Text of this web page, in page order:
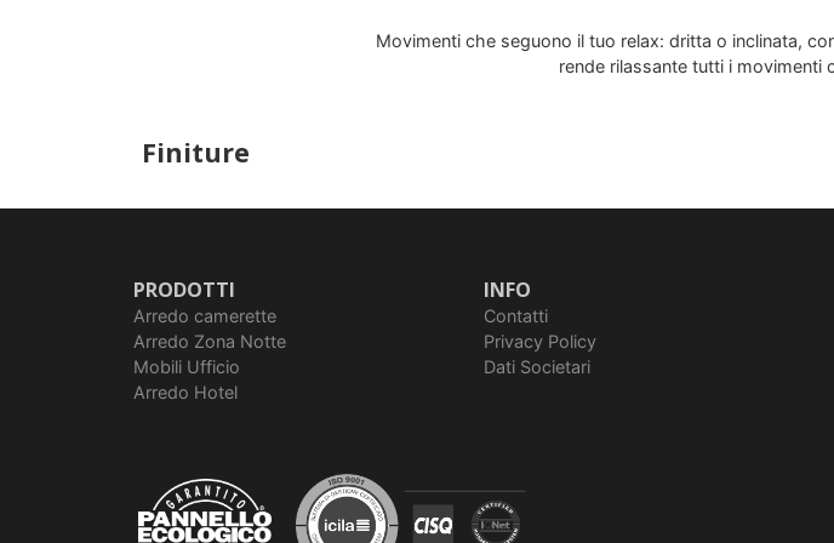
Movimenti che seguono il tuo relax: dritta o inclinata,
rende rilassante tutti i movimenti
Finiture
PRODOTTI
Arredo camerette
Arredo Zona Notte
Mobili Ufficio
Arredo Hotel
INFO
Contatti
Privacy Policy
Dati Societari